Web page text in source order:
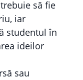
să fie
iar
studentul în
ideilor
sau